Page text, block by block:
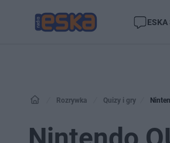
Rozrywka Quizy i gry